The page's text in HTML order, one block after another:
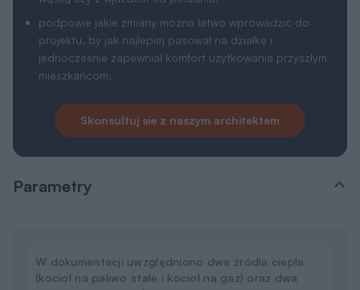
podpowie jakie zmiany można łatwo wprowadzić do
projektu, by jak najlepiej pasował na działkę i
jednocześnie zapewniał komfort użytkowania przyszłym
mieszkańcom.
Skonsultuj sie z naszym architektem
Parametry
W dokumentacji uwzględniono dwa źródła ciepła
(kocioł na paliwo stałe i kocioł na gaz) oraz dwa